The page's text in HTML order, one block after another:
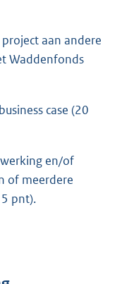
aan andere
Waddenfonds
case (20
en/of
of meerdere
pnt).